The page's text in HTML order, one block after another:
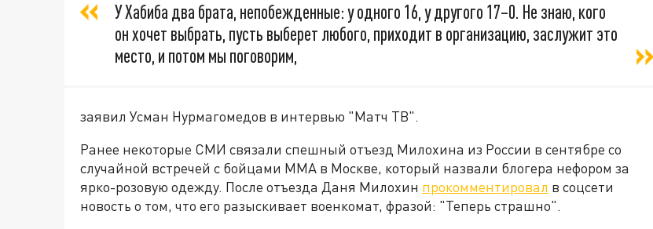
У Хабиба два брата, непобежденные: у одного 16, у другого 17–0. Не знаю, кого
он хочет выбрать, пусть выберет любого, приходит в организацию, заслужит это
место, и потом мы поговорим,
заявил Усман Нурмагомедов в интервью "Матч ТВ".
Ранее некоторые СМИ связали спешный отъезд Милохина из России в сентябре со
случайной встречей с бойцами ММА в Москве, который назвали блогера нефором за
ярко-розовую одежду. После отъезда Даня Милохин прокомментировал в соцсети
новость о том, что его разыскивает военкомат, фразой: "Теперь страшно".